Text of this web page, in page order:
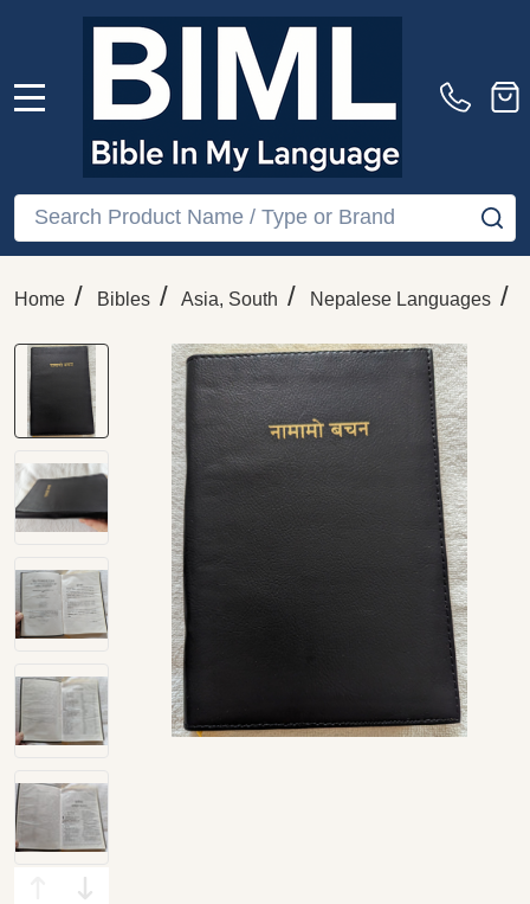
Search
Home / Bibles / Asia, South / Nepalese Languages /